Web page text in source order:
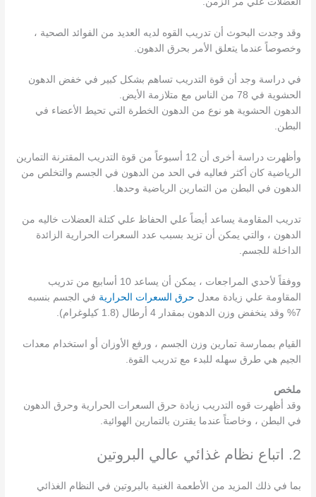
وقد وجدت البحوث أن تدريب القوه لديه العديد من الفوائد الصحية ،
وخصوصاً عندما يتعلق الأمر بحرق الدهون.
في دراسة وجد أن قوة التدريب تساهم بشكل كبير في خفض الدهون
الحشوية في 78 من الناس مع متلازمة الأيض.
الدهون الحشوية هو نوع من الدهون الخطرة التي تحيط الأعضاء في
البطن.
وأظهرت دراسة أخرى أن 12 أسبوعاً من قوة التدريب المقترنة التمارين
الرياضية كان أكثر فعاليه في الحد من الدهون في الجسم والتخلص من
الدهون في البطن من التمارين الرياضية وحدها.
تدريب المقاومة يساعد أيضاً علي الحفاظ علي كتلة العضلات خاليه من
الدهون ، والتي يمكن أن تزيد بسبب عدد السعرات الحرارية الزائدة
الداخلة للجسم.
ووفقاً لأحدي المراجعات ، يمكن أن يساعد 10 أسابيع من تدريب
المقاومة علي زيادة معدل حرق السعرات الحرارية في الجسم بنسبه
7% وقد ينخفض وزن الدهون بمقدار 4 أرطال (1.8 كيلوغرام).
القيام بممارسة تمارين وزن الجسم ، ورفع الأوزان أو استخدام معدات
الجيم هي طرق سهله للبدء مع تدريب القوة.
ملخص
وقد أظهرت قوه التدريب زيادة حرق السعرات الحرارية وحرق الدهون
في البطن ، وخاصتاً عندما يقترن بالتمارين الهوائية.
2. اتباع نظام غذائي عالي البروتين
بما في ذلك المزيد من الأطعمة الغنية بالبروتين في النظام الغذائي